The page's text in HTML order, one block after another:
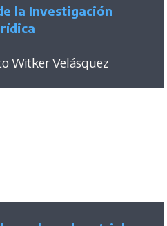
la Investigación
Witker Velásquez